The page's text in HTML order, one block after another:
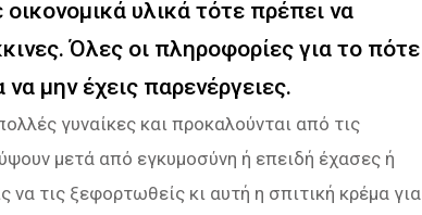
υλικά τότε πρέπει να
Όλες οι πληροφορίες για το πότε
μην έχεις παρενέργειες.
γυναίκες και προκαλούνται από τις
μετά από εγκυμοσύνη ή επειδή έχασες ή
τις ξεφορτωθείς κι αυτή η σπιτική κρέμα για